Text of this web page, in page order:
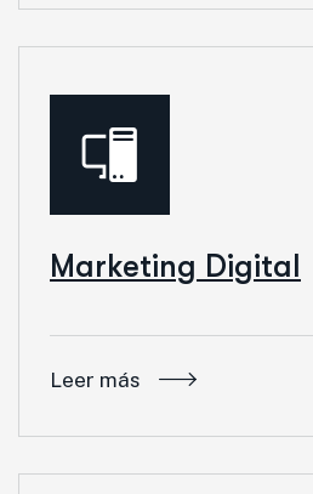
Marketing Digital
Leer más